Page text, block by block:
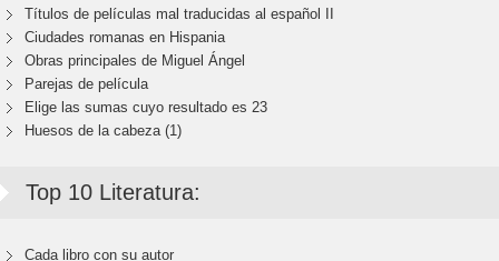
Títulos de películas mal traducidas al español II
Ciudades romanas en Hispania
Obras principales de Miguel Ángel
Parejas de película
Elige las sumas cuyo resultado es 23
Huesos de la cabeza (1)
Top 10 Literatura:
Cada libro con su autor